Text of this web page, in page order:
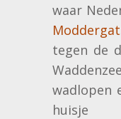
waar
Moddergat
tegen de
wadlopen